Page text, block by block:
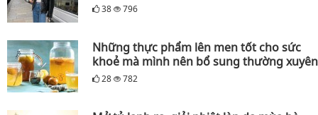
38 796
Những thực phẩm lên men tốt cho sức
khoẻ mà mình nên bổ sung thường xuyên
28 782